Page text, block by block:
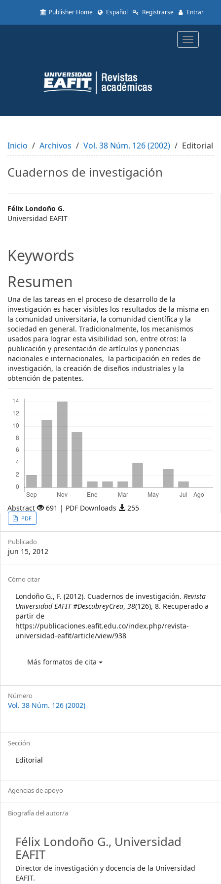
to
Content
Sidebar
Publisher Home Español Registrarse Entrar
Toggle
Inicio Archivos Vol. 38 Núm. 126 (2002) Editorial
Cuadernos de investigación
Main
Article
Félix Londoño G.
Universidad EAFIT
Keywords
Resumen
Una de las tareas en el proceso de desarrollo de la
investigación es hacer visibles los resultados de la misma en
la comunidad universitaria, la comunidad científica y la
sociedad en general. Tradicionalmente, los mecanismos
usados para lograr esta visibilidad son, entre otros: la
publicación y presentación de artículos y ponencias
nacionales e internacionales, la participación en redes de
investigación, la creación de diseños industriales y la
obtención de patentes.
Abstract 691 | PDF Downloads 255
Article
Sidebar
PDF
Publicado
jun 15, 2012
Article
Details
Cómo citar
Londoño G., F. (2012). Cuadernos de investigación. Revista
Universidad EAFIT #DescubreyCrea, 38(126), 8. Recuperado a
partir de
https://publicaciones.eafit.edu.co/index.php/revista-
universidad-eafit/article/view/938
Más formatos de cita
Número
Vol. 38 Núm. 126 (2002)
Sección
Editorial
Agencias de apoyo
Biografía del autor/a
Félix Londoño G., Universidad
EAFIT
Director de investigación y docencia de la Universidad
EAFIT.